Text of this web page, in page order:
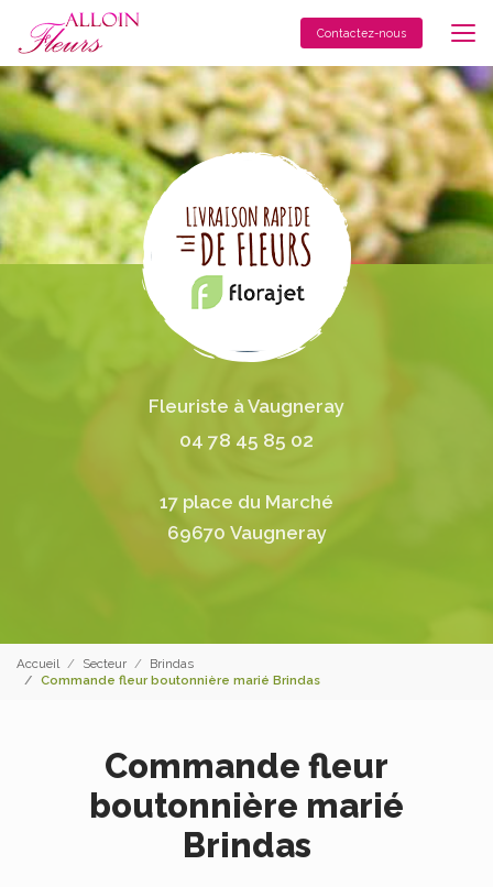
contenu
principal
Contactez-nous
Fleuriste à Vaugneray
04 78 45 85 02
17 place du Marché
69670 Vaugneray
Accueil Secteur
Brindas
Commande fleur boutonnière marié Brindas
Commande fleur
boutonnière marié
Brindas